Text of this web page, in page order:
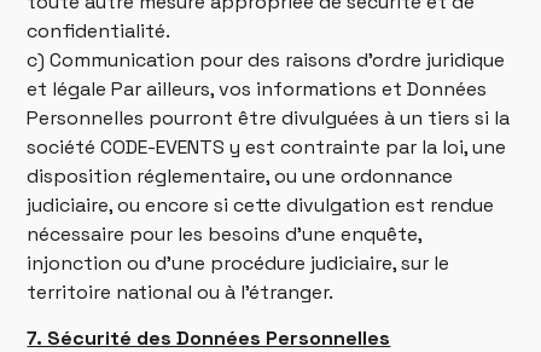
confidentialité.
c) Communication pour des raisons d’ordre juridique
et légale Par ailleurs, vos informations et Données
Personnelles pourront être divulguées à un tiers si la
société CODE-EVENTS y est contrainte par la loi, une
disposition réglementaire, ou une ordonnance
judiciaire, ou encore si cette divulgation est rendue
nécessaire pour les besoins d’une enquête,
injonction ou d’une procédure judiciaire, sur le
territoire national ou à l’étranger.
7. Sécurité des Données Personnelles